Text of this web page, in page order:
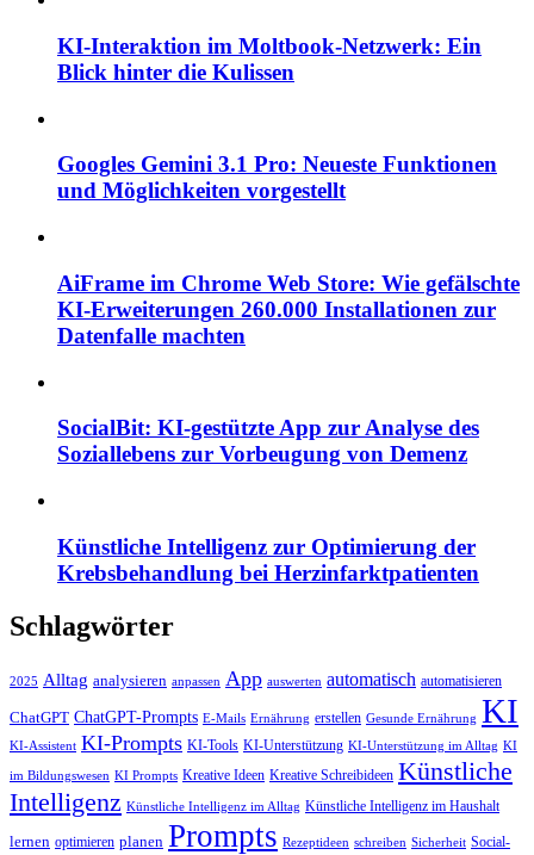
KI-Interaktion im Moltbook-Netzwerk: Ein
Blick hinter die Kulissen
Googles Gemini 3.1 Pro: Neueste Funktionen
und Möglichkeiten vorgestellt
AiFrame im Chrome Web Store: Wie gefälschte
KI-Erweiterungen 260.000 Installationen zur
Datenfalle machten
SocialBit: KI-gestützte App zur Analyse des
Soziallebens zur Vorbeugung von Demenz
Künstliche Intelligenz zur Optimierung der
Krebsbehandlung bei Herzinfarktpatienten
Schlagwörter
2025 Alltag analysieren anpassen App auswerten automatisch automatisieren
ChatGPT ChatGPT-Prompts E-Mails Ernährung erstellen Gesunde Ernährung KI
KI-Assistent KI-Prompts KI-Tools KI-Unterstützung KI-Unterstützung im Alltag KI
im Bildungswesen KI Prompts Kreative Ideen Kreative Schreibideen Künstliche
Intelligenz Künstliche Intelligenz im Alltag Künstliche Intelligenz im Haushalt
lernen optimieren planen Prompts Rezeptideen schreiben Sicherheit Social-